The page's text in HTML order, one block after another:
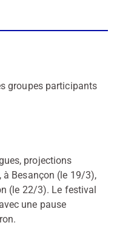
groupes participants
projections
Besançon (le 19/3),
(le 22/3). Le festival
une pause